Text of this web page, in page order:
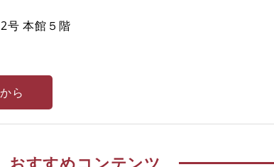
号 本館５階
ら
おすすめコンテンツ